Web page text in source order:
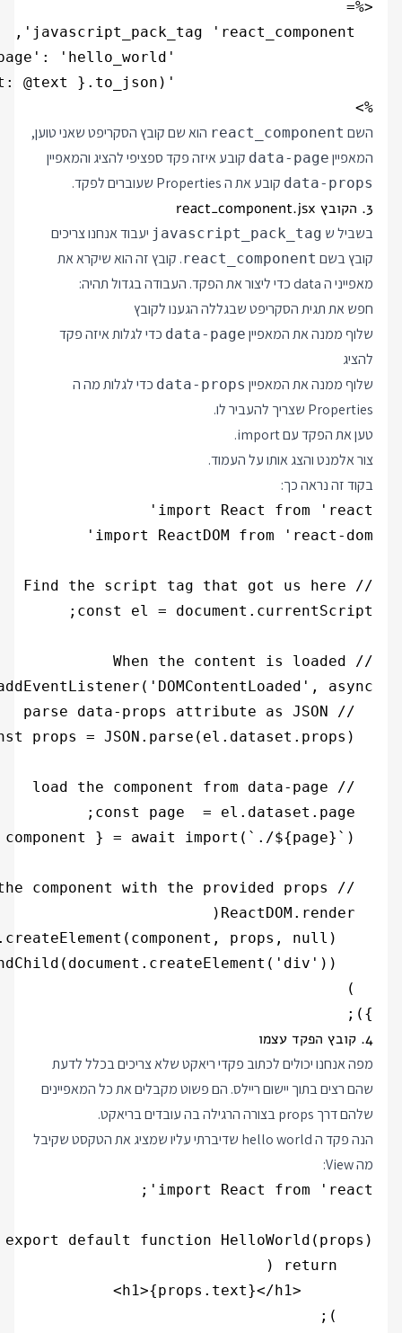
%>
השם react_component הוא שם קובץ הסקריפט שאני טוען,
המאפיין data-page קובע איזה פקד ספציפי להציג והמאפיין
data-props קובע את ה Properties שעוברים לפקד.
3. הקובץ react_component.jsx
בשביל ש javascript_pack_tag יעבוד אנחנו צריכים
קובץ בשם react_component. קובץ זה הוא שיקרא את
מאפייני ה data כדי ליצור את הפקד. העבודה בגדול תהיה:
חפש את תגית הסקריפט שבגללה הגענו לקובץ
שלוף ממנה את המאפיין data-page כדי לגלות איזה פקד
להציג
שלוף ממנה את המאפיין data-props כדי לגלות מה ה
Properties שצריך להעביר לו.
טען את הפקד עם import.
צור אלמנט והצג אותו על העמוד.
בקוד זה נראה כך:
});
4. קובץ הפקד עצמו
מפה אנחנו יכולים לכתוב פקדי ריאקט שלא צריכים בכלל לדעת
שהם רצים בתוך יישום ריילס. הם פשוט מקבלים את כל המאפיינים
שלהם דרך props בצורה הרגילה בה עובדים בריאקט.
הנה פקד ה hello world שדיברתי עליו שמציג את הטקסט שקיבל
מה View: